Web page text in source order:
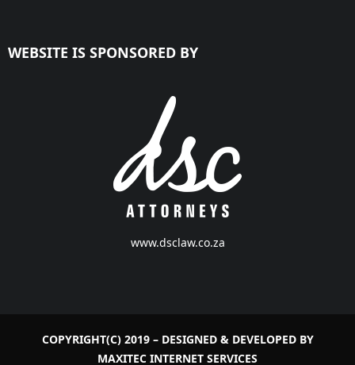
WEBSITE IS SPONSORED BY
www.dsclaw.co.za
COPYRIGHT(C) 2019 – DESIGNED & DEVELOPED BY
MAXITEC INTERNET SERVICES